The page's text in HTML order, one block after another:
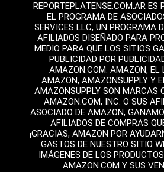
REPORTEPLATENSE.COM.AR ES
EL PROGRAMA DE
SERVICES LLC, UN PROGRAMA
AFILIADOS DISEÑADO PARA
MEDIO PARA QUE LOS SITIOS
PUBLICIDAD POR
AMAZON.COM. AMAZON, EL
AMAZON, AMAZONSUPPLY Y
AMAZONSUPPLY SON MARCAS
AMAZON.COM, INC. O SUS
ASOCIADO DE AMAZON,
AFILIADOS DE COMPRAS
¡GRACIAS, AMAZON POR
GASTOS DE NUESTRO SITIO
IMÁGENES DE LOS
AMAZON.COM Y SUS